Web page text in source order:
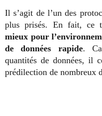
Il s’agit de l’un des
plus prisés. En fait, ce
mieux pour
de données rapide.
quantités de données, il
prédilection de nombreux